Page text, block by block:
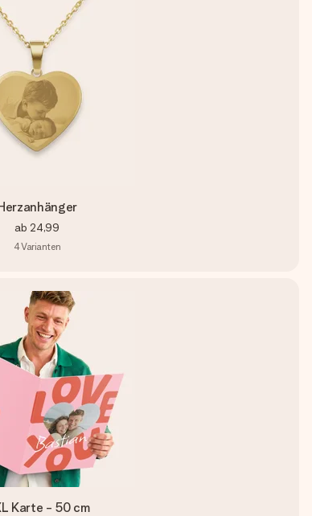
ab 24,99
4Varianten
Karte - 50 cm